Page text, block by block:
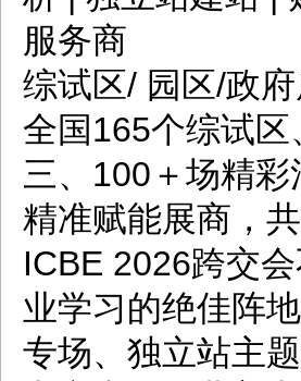
服务商
综试区/ 园区/政府
全国165个综试
三、100＋场精彩
精准赋能展商，
ICBE 2026跨交
业学习的绝佳阵
专场、独立站主